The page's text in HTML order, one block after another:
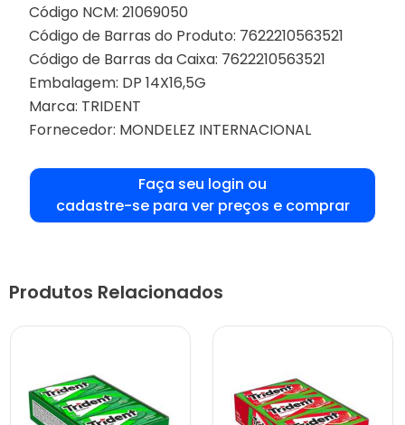
Código NCM: 21069050
Código de Barras do Produto: 7622210563521
Código de Barras da Caixa: 7622210563521
Embalagem: DP 14X16,5G
Marca: TRIDENT
Fornecedor: MONDELEZ INTERNACIONAL
Faça seu login ou
cadastre-se para ver preços e comprar
Produtos Relacionados